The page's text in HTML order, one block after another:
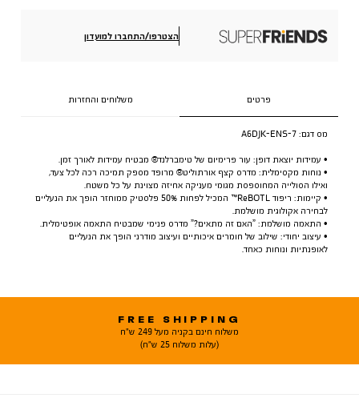
הצטרפו/התחברו למועדון
פרטים משלוחים והחזרות
מס דגם: A6DJK-ENS-7
• עמידות יוצאת דופן: עור פרימיום של טימברלנד® מבטיח עמידות לאורך זמן.
• נוחות מקסימלית: מדרס קצף אורתוליט® מרופד מספק תמיכה רכה לכל צעד,
ואילו הסולייה המחוספסת מגומי מעניקה אחיזה מצוינת על כל משטח.
• קיימות: ריפוד ReBOTL™ המכיל לפחות 50% פלסטיק ממוחזר הופך את הנעליים
לבחירה אקולוגית מושלמת.
• התאמה מושלמת: ”האם זה מתאים?” מדרס פנימי שמבטיח התאמה אופטימלית.
• עיצוב יחודי: שילוב של חומרים איכותיים ועיצוב מודרני הופך את הנעליים
לאופנתיות ונוחות כאחד.
FREE SHIPPING
משלוח חינם בקניה מעל 249 ש"ח
(עלות משלוח 25 ש"ח)